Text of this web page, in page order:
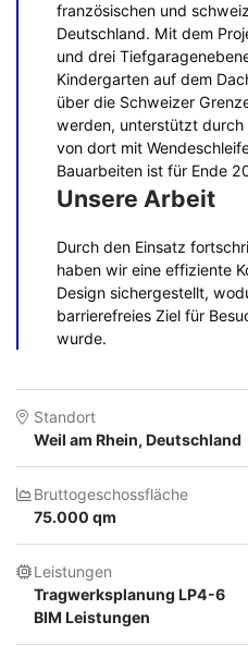
französischen und
Deutschland. Mit dem
und drei
Kindergarten auf dem
über die Schweizer
werden, unterstützt durch
von dort mit
Bauarbeiten ist für Ende
Unsere Arbeit
Durch den Einsatz
haben wir eine effiziente
Design sichergestellt,
barrierefreies Ziel für
wurde.
Standort
Weil am Rhein, Deutschland
Bruttogeschossfläche
75.000 qm
Leistungen
Tragwerksplanung LP4-6
BIM Leistungen